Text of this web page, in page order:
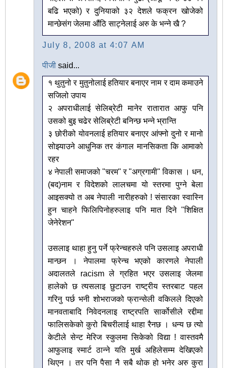
बढि भएको) र दुनियाको ३२ देशले फक्रन खोजेको
मान्छेसंग जेलमा औंठि साट्नेलाई अरु के भन्ने खै ?
July 8, 2008 at 4:07 AM
पीजी said...
१ थुतुनो र मुतुनोलाई हतियार बनाएर नाम र दाम कमाउने
सजिलो उपाय
२ अपराधीलाई सेलिब्रेटी मानेर रातारात आफु पनि
उसको बुइ चढेर सेलिब्रेटी बनिन्छ भन्ने भ्रान्ति
३ छोरीको योवनलाई हतियार बनाएर आंफ्नो दुनो र मानो
सोझ्याउने आधुनिक तर कंगाल मानसिकता कि आमाको
रहर
४ नेपाली समाजको "चरम" र "अग्रगामी" विकास । धन,
(बद)नाम र विदेशको लालचमा यो स्तरमा पुग्ने बेला
आइसक्यो त अब नेपाली नारीहरुको ! संसारका स्वास्नि
हुन चाहने फिलिपिनोहरुलाइ पनि मात दिने "शिक्षित
जेनेरेशन"
उसलाइ थाहा हुनु पर्ने फ्रेन्चहरुले पनि उसलाइ अपराधी
मान्छन । नेपालमा फ्रेन्च भएको कारणले नेपाली
अदालतले racism ले ग्रहित भएर उसलाइ जेलमा
हालेको छ त्यसलाइ छुटाउन राष्ट्रीय स्तरबाट पहल
गरिनु पर्छ भनी शोभराजको फ्रान्सेली वकिलले दिएको
मानवताबादि निवेदनलाइ राष्ट्रपति सार्कोसीले रद्दीमा
फालिसकेको कुरो बिचरीलाई थाहा रैनछ । धन्य छ त्यो
केटीले सेन्ट मेरिज स्कुलमा सिकेको विद्या ! वास्तवमै
आफुलाइ स्मार्ट ठान्ने यति मुर्ख अहिलेसम्म देखिएको
थिएन । तर पनि पैसा नै सबै थोक हो भनेर अरु कुरा